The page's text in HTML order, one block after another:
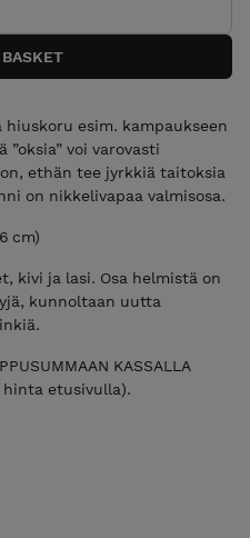
esim. kampaukseen
voi varovasti
ethän tee jyrkkiä taitoksia
on nikkelivapaa valmisosa.
cm)
kivi ja lasi. Osa helmistä on
kunnoltaan uutta
KASSALLA
etusivulla).